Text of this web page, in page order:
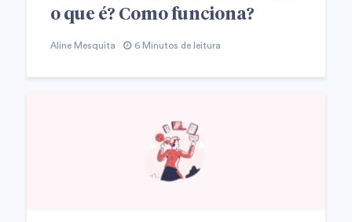
o que é? Como funciona?
Aline Mesquita 6 Minutos de leitura